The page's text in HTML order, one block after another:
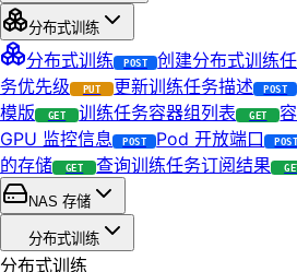
分布式训练
分布式训练 POST 创建分布式训练
务优先级
PUT 更新训练任务描述 POST
模版
GET 训练任务容器组列表 GET
GPU 监控信息
POST Pod 开放端口 POST
的存储
GET 查询训练任务订阅结果
NAS 存储
分布式训练
分布式训练